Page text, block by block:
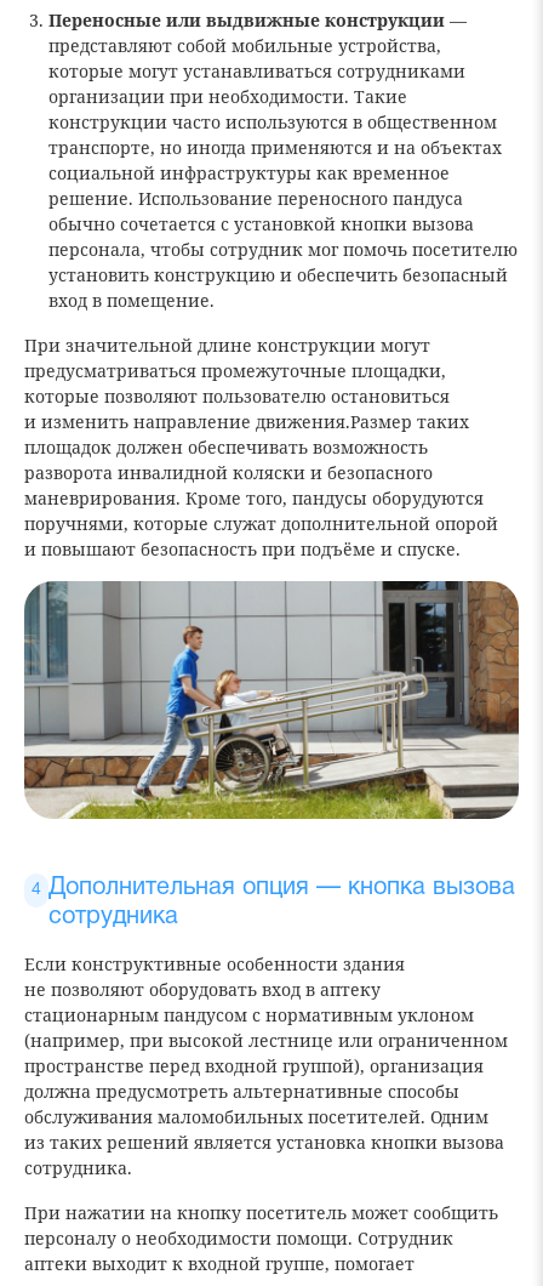
Переносные или выдвижные конструкции —
представляют собой мобильные устройства,
которые могут устанавливаться сотрудниками
организации при необходимости. Такие
конструкции часто используются в общественном
транспорте, но иногда применяются и на объектах
социальной инфраструктуры как временное
решение. Использование переносного пандуса
обычно сочетается с установкой кнопки вызова
персонала, чтобы сотрудник мог помочь посетителю
установить конструкцию и обеспечить безопасный
вход в помещение.
При значительной длине конструкции могут
предусматриваться промежуточные площадки,
которые позволяют пользователю остановиться
и изменить направление движения.Размер таких
площадок должен обеспечивать возможность
разворота инвалидной коляски и безопасного
маневрирования. Кроме того, пандусы оборудуются
поручнями, которые служат дополнительной опорой
и повышают безопасность при подъёме и спуске.
Дополнительная опция — кнопка вызова
сотрудника
Если конструктивные особенности здания
не позволяют оборудовать вход в аптеку
стационарным пандусом с нормативным уклоном
(например, при высокой лестнице или ограниченном
пространстве перед входной группой), организация
должна предусмотреть альтернативные способы
обслуживания маломобильных посетителей. Одним
из таких решений является установка кнопки вызова
сотрудника.
При нажатии на кнопку посетитель может сообщить
персоналу о необходимости помощи. Сотрудник
аптеки выходит к входной группе, помогает